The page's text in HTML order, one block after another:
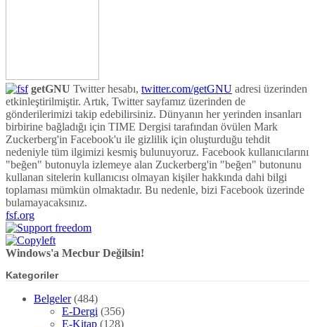
toplaması mümkün olmaktadır. Bu nedenle, bizi Facebook üzerinde
bulamayacaksınız.
fsf.org
Windows'a Mecbur Değilsin!
Kategoriler
Belgeler(484)
E-Dergi
Donanım(413)
GNU/Linux
GNU/Linux İpuçları
İnternet(4.760)
Programlama(3.386)
Video(188)
Diğerleri(3)